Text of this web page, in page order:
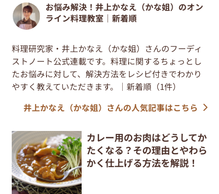
お悩み解決！井上かなえ（かな姐）のオン
ライン料理教室｜新着順
料理研究家・井上かなえ（かな姐）さんのフーディ
ストノート公式連載です。料理に関するちょっとし
たお悩みに対して、解決方法をレシピ付きでわかり
やすく教えていただきます。｜新着順（1件）
井上かなえ（かな姐）さんの人気記事はこちら
カレー用のお肉はどうしてか
たくなる？その理由とやわら
かく仕上げる方法を解説！